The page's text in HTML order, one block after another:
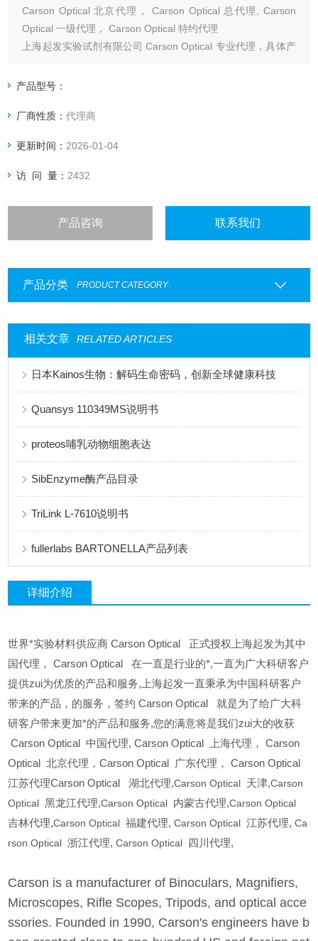
Carson Optical 北京代理， Carson Optical 总代理, Carson
Optical 一级代理， Carson Optical 特约代理
上海起发实验试剂有限公司 Carson Optical 专业代理，具体产
产品型号：
厂商性质：代理商
更新时间： 2026-01-04
访 问 量： 2432
产品咨询 联系我们
产品分类 PRODUCT CATEGORY
相关文章 RELATED ARTICLES
日本Kainos生物：解码生命密码，创新全球健康科技
Quansys 110349MS说明书
proteos哺乳动物细胞表达
SibEnzyme酶产品目录
TriLink L-7610说明书
fullerlabs BARTONELLA产品列表
详细介绍
世界*实验材料供应商 Carson Optical 正式授权上海起发为其中
国代理， Carson Optical 在一直是行业的*,一直为广大科研客户
提供zui为优质的产品和服务,上海起发一直秉承为中国科研客户
带来的产品，的服务，签约 Carson Optical 就是为了给广大科
研客户带来更加*的产品和服务,您的满意将是我们zui大的收获
Carson Optical中国代理, Carson Optical 上海代理， Carson
Optical 北京代理，Carson Optical 广东代理， Carson Optical
江苏代理Carson Optical 湖北代理,Carson Optical 天津,Carson
Optical黑龙江代理,Carson Optical 内蒙古代理,Carson Optical
吉林代理,Carson Optical福建代理,Carson Optical江苏代理,Ca
rson Optical浙江代理,Carson Optical 四川代理,
Carson is a manufacturer of Binoculars, Magnifiers,
Microscopes, Rifle Scopes, Tripods, and optical acce
ssories. Founded in 1990, Carson's engineers have b